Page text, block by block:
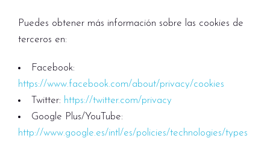
Puedes obtener más información sobre las cookies de
terceros en:
Facebook:
https://www.facebook.com/about/privacy/cookies
Twitter: https://twitter.com/privacy
Google Plus/YouTube:
http://www.google.es/intl/es/policies/technologies/types